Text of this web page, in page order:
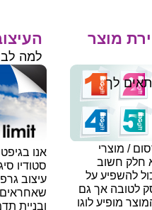
אנו
סטודיו
עיצוב
שאחראים
ובניית
/ מוצרי
חלק חשוב
להשפיע על
לטובה אך גם
מופיע לוגו
מוצר
לך
למה